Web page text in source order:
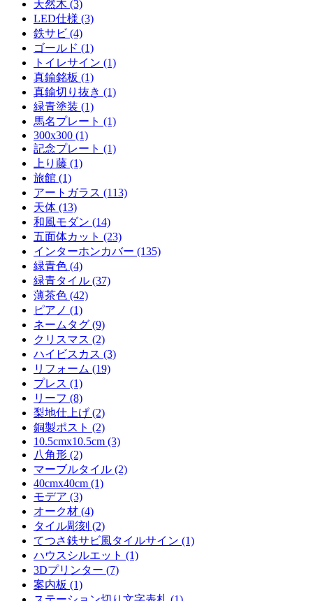
天然木 (3)
LED仕様 (3)
鉄サビ (4)
ゴールド (1)
トイレサイン (1)
真鍮銘板 (1)
真鍮切り抜き (1)
緑青塗装 (1)
馬名プレート (1)
300x300 (1)
記念プレート (1)
上り藤 (1)
旅館 (1)
アートガラス (113)
天体 (13)
和風モダン (14)
五面体カット (23)
インターホンカバー (135)
緑青色 (4)
緑青タイル (37)
薄茶色 (42)
ピアノ (1)
ネームタグ (9)
クリスマス (2)
ハイビスカス (3)
リフォーム (19)
プレス (1)
リーフ (8)
梨地仕上げ (2)
銅製ポスト (2)
10.5cmx10.5cm (3)
八角形 (2)
マーブルタイル (2)
40cmx40cm (1)
モデア (3)
オーク材 (4)
タイル彫刻 (2)
てつさ鉄サビ風タイルサイン (1)
ハウスシルエット (1)
3Dプリンター (7)
案内板 (1)